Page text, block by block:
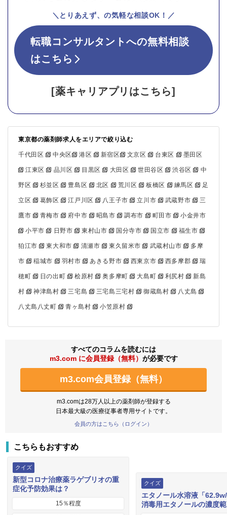
＼とりあえず、の気軽な相談OK！／
転職コンサルタントへの無料相談
はこちら
[薬キャリアプリはこちら]
東京都の薬剤師求人をエリアで絞り込む
千代田区 中央区 港区 新宿区 文京区 台東区 墨田区
江東区 品川区 目黒区 大田区 世田谷区 渋谷区 中
野区 杉並区 豊島区 北区 荒川区 板橋区 練馬区 足
立区 葛飾区 江戸川区 八王子市 立川市 武蔵野市 三
鷹市 青梅市 府中市 昭島市 調布市 町田市 小金井市
小平市 日野市 東村山市 国分寺市 国立市 福生市
狛江市 東大和市 清瀬市 東久留米市 武蔵村山市 多摩
市 稲城市 羽村市 あきる野市 西東京市 西多摩郡 瑞
穂町 日の出町 桧原村 奥多摩町 大島町 利尻村 新島
村 神津島村 三宅島 三宅島三宅村 御蔵島村 八丈島
八丈島八丈町 青ヶ島村 小笠原村
すべてのコラムを読むには
m3.com に会員登録（無料） が必要です
m3.com会員登録（無料）
m3.comは28万人以上の薬剤師が登録する
日本最大級の医療従事者専用サイトです。
会員の方はこちら（ログイン）
こちらもおすすめ
クイズ
新型コロナ治療薬ラゲブリオの重
症化予防効果は？
15％程度
クイズ
エタノール水溶液「
消毒用エタノールの濃度